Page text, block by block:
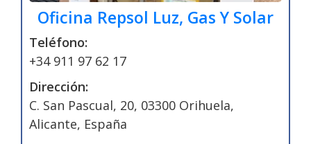
Oficina Repsol Luz, Gas Y Solar
Teléfono:
+34 911 97 62 17
Dirección:
C. San Pascual, 20, 03300 Orihuela,
Alicante, España